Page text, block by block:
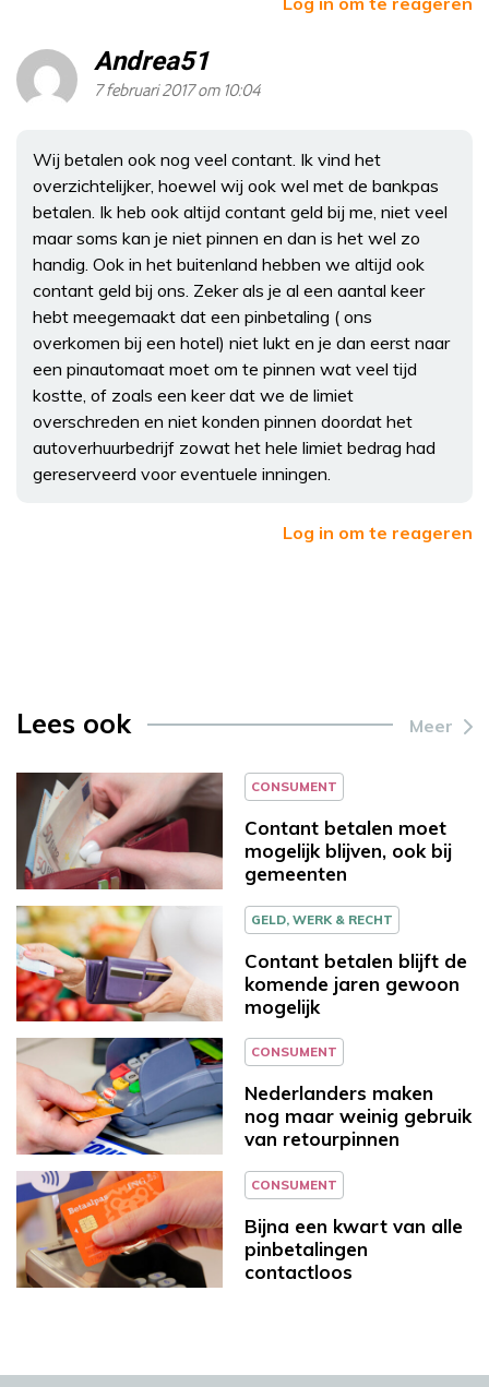
Andrea51
7 februari 2017 om 10:04
Wij betalen ook nog veel contant. Ik vind het
overzichtelijker, hoewel wij ook wel met de bankpas
betalen. Ik heb ook altijd contant geld bij me, niet veel
maar soms kan je niet pinnen en dan is het wel zo
handig. Ook in het buitenland hebben we altijd ook
contant geld bij ons. Zeker als je al een aantal keer
hebt meegemaakt dat een pinbetaling ( ons
overkomen bij een hotel) niet lukt en je dan eerst naar
een pinautomaat moet om te pinnen wat veel tijd
kostte, of zoals een keer dat we de limiet
overschreden en niet konden pinnen doordat het
autoverhuurbedrijf zowat het hele limiet bedrag had
gereserveerd voor eventuele inningen.
Log in om te reageren
Lees ook Meer
CONSUMENT
Contant betalen moet
mogelijk blijven, ook bij
gemeenten
GELD, WERK & RECHT
Contant betalen blijft de
komende jaren gewoon
mogelijk
CONSUMENT
Nederlanders maken
nog maar weinig gebruik
van retourpinnen
CONSUMENT
Bijna een kwart van alle
pinbetalingen
contactloos